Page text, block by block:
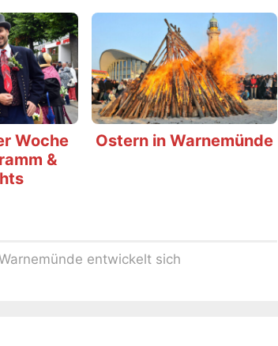
Woche
&
Ostern in Warnemünde
entwickelt sich